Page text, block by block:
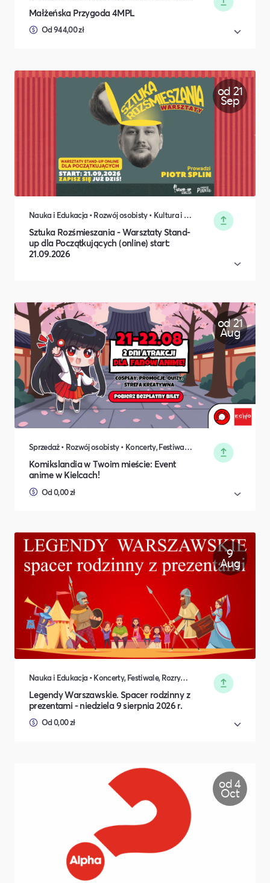
Małżeńska Przygoda 4MPL
Od 944,00 zł
od 21
Sep
Nauka i Edukacja • Rozwój osobisty • Kultura i Sztuka • Koncerty, Festiwale, Rozrywka
Sztuka Rozśmieszania - Warsztaty Stand-
up dla Początkujących (online) start:
21.09.2026
od 21
Aug
Sprzedaż • Rozwój osobisty • Koncerty, Festiwale, Rozrywka • DIY, Majsterkowanie, Hobby • Rodzina i relacje międzyludzkie
Komikslandia w Twoim mieście: Event
anime w Kielcach!
Od 0,00 zł
9
Aug
Nauka i Edukacja • Koncerty, Festiwale, Rozrywka • Sport • DIY, Majsterkowanie, Hobby
Legendy Warszawskie. Spacer rodzinny z
prezentami - niedziela 9 sierpnia 2026 r.
Od 0,00 zł
od 4
Oct